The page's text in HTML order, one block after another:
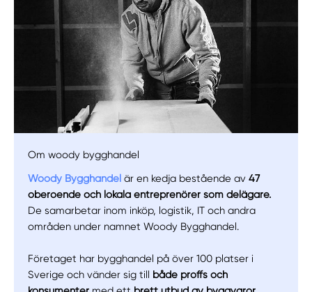
Manuellt Få hjälp
Välj tillvägagångssätt
Om woody bygghandel
Woody Bygghandel är en kedja bestående av47
oberoende och lokala entreprenörer som delägare.
De samarbetar inom inköp, logistik, IT och andra
områden under namnet Woody Bygghandel.
Företaget har bygghandel på över 100 platser i
Sverige och vänder sig till både proffs och